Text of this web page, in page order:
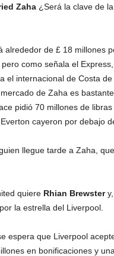
Zaha¿Será la clave de
alrededor de £ 18 millones
como señala el
el internacional de Costa
de Zaha es
pidió 70 millones de
cayeron por debajo
llegue tarde a Zaha,
quiere Rhian Brewstery,
la estrella del Liverpool.
espera que Liverpool
en bonificaciones y